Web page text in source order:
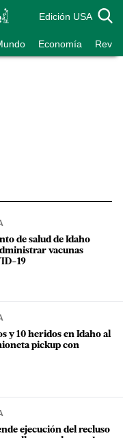
Edición USA
Economía
de salud de Idaho
vacunas
19
y 10 heridos en Idaho al
pickup con
ejecución del recluso